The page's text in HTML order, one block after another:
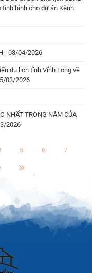
hình cho dự án Kênh
- 08/04/2026
du lịch tỉnh Vĩnh Long về
03/2026
NHẤT TRONG NĂM CỦA
2026
5 6 7